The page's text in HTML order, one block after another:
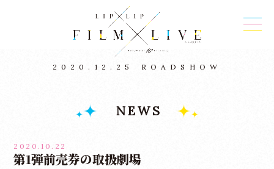
2020.12.25 ROADSHOW
NEWS
2020.10.22
第1弾前売券の取扱劇場